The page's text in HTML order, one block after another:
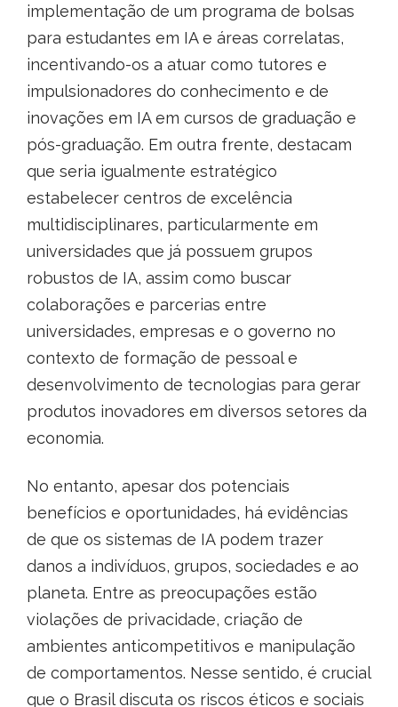
implementação de um programa de bolsas
para estudantes em IA e áreas correlatas,
incentivando-os a atuar como tutores e
impulsionadores do conhecimento e de
inovações em IA em cursos de graduação e
pós-graduação. Em outra frente, destacam
que seria igualmente estratégico
estabelecer centros de excelência
multidisciplinares, particularmente em
universidades que já possuem grupos
robustos de IA, assim como buscar
colaborações e parcerias entre
universidades, empresas e o governo no
contexto de formação de pessoal e
desenvolvimento de tecnologias para gerar
produtos inovadores em diversos setores da
economia.
No entanto, apesar dos potenciais
benefícios e oportunidades, há evidências
de que os sistemas de IA podem trazer
danos a indivíduos, grupos, sociedades e ao
planeta. Entre as preocupações estão
violações de privacidade, criação de
ambientes anticompetitivos e manipulação
de comportamentos. Nesse sentido, é crucial
que o Brasil discuta os riscos éticos e sociais